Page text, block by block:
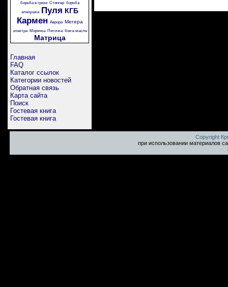
борьба в грязи Стингер борьба
аленушка
Пуля КГБ
Кармен Аврора Мегера
электра Морячка Пяточка бои в масле
Матрица
Главная
FAQ
Каталог ссылок
Категории новостей
Обратная связь
Карта сайта
Поиск
Гостевая книга
Гостевая книга
Copyright
при использовании материалов